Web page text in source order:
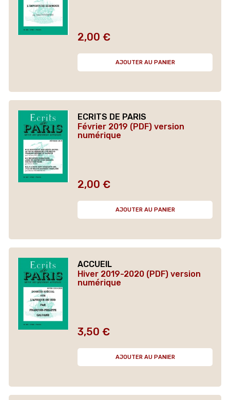
Prix
2,00 €
AJOUTER AU PANIER
ECRITS DE PARIS
Février 2019 (PDF) version
numérique
Prix
2,00 €
AJOUTER AU PANIER
ACCUEIL
Hiver 2019-2020 (PDF) version
numérique
Prix
3,50 €
AJOUTER AU PANIER